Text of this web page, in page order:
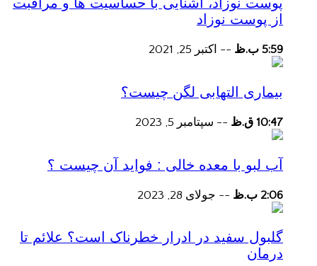
از پوست نوزاد
5:59 ب.ظ -- اکتبر 25, 2021
بیماری التهابی لگن چیست؟
10:47 ق.ظ -- سپتامبر 5, 2023
آب لبو با معده خالی : فواید آن چیست ؟
2:06 ب.ظ -- جولای 28, 2023
گلبول سفید در ادرار خطرناک است؟ علائم تا
درمان